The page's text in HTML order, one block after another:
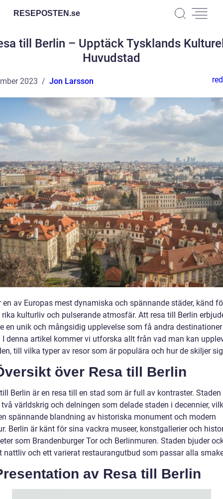
RESEPOSTEN.se
till Berlin – Upptäck Tysklands
Huvudstad
2023 Jon Larsson
en av Europas mest dynamiska och spännande städer, känd
kulturliv och pulserande atmosfär. Att resa till Berlin
en unik och mångsidig upplevelse som få andra
I denna artikel kommer vi utforska allt från vad man kan
till vilka typer av resor som är populära och hur de skiljer
över Resa till Berlin
Berlin är en resa till en stad som är full av kontraster. Staden
världskrig och delningen som delade staden i decennier,
spännande blandning av historiska monument och modern
Berlin är känt för sina vackra museer, konstgallerier och
som Brandenburger Tor och Berlinmuren. Staden bjuder
nattliv och ett varierat restaurangutbud som passar alla
av Resa till Berlin